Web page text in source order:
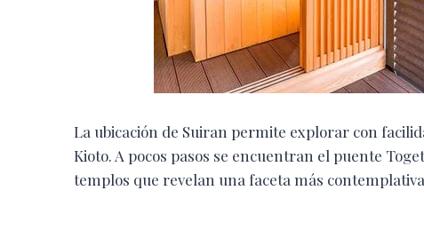
La ubicación de Suiran permite explorar con
Kioto. A pocos pasos se encuentran el puente
templos que revelan una faceta más